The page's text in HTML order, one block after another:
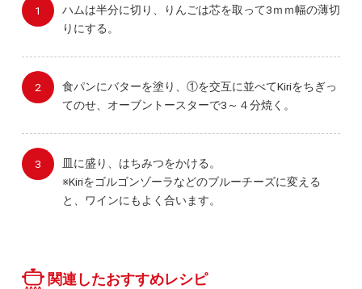
ハムは半分に切り、りんごは芯を取って3ｍｍ幅の薄切
りにする。
食パンにバターを塗り、①を交互に並べてKiriをちぎっ
てのせ、オーブントースターで3～４分焼く。
皿に盛り、はちみつをかける。
※Kiriをゴルゴンゾーラなどのブルーチーズに変える
と、ワインにもよく合います。
関連したおすすめレシピ